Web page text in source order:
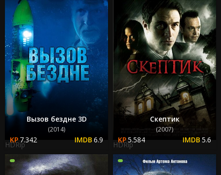
Вызов бездне 3D
(2014)
7.342 6.9
HDRip
Скептик
(2007)
5.584 5.6
HDRip